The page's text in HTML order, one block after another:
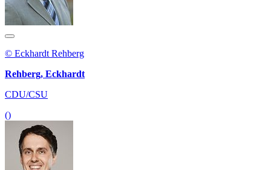
© Eckhardt Rehberg
Rehberg, Eckhardt
CDU/CSU
()